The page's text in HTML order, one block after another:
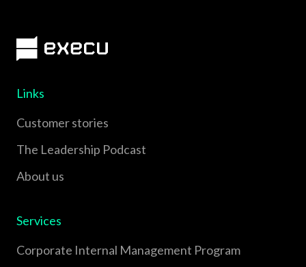
Links
Customer stories
The Leadership Podcast
About us
Services
Corporate Internal Management Program